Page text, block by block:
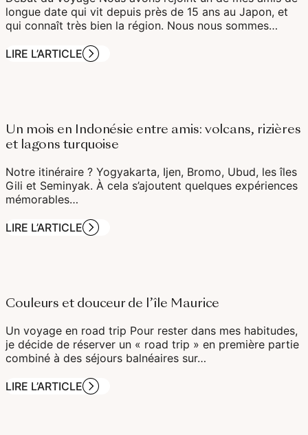
longue date qui vit depuis près de 15 ans au Japon, et
qui connaît très bien la région. Nous nous sommes…
LIRE L’ARTICLE
Un mois en Indonésie entre amis: volcans, rizières
et lagons turquoise
Notre itinéraire ? Yogyakarta, Ijen, Bromo, Ubud, les îles
Gili et Seminyak. À cela s’ajoutent quelques expériences
mémorables…
LIRE L’ARTICLE
Couleurs et douceur de l’île Maurice
Un voyage en road trip Pour rester dans mes habitudes,
je décide de réserver un « road trip » en première partie
combiné à des séjours balnéaires sur…
LIRE L’ARTICLE